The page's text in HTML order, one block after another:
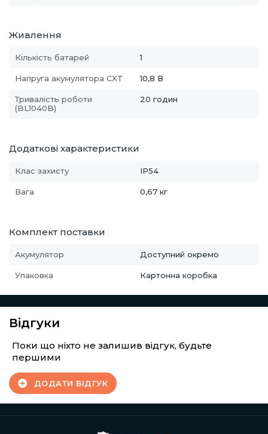
Живлення
Кількість батарей 1
Напруга акумулятора CXT 10,8 В
Тривалість роботи
(BL1040B)
20 годин
Додаткові характеристики
Клас захисту IP54
Вага 0,67 кг
Комплект поставки
Акумулятор Доступний окремо
Упаковка Картонна коробка
Відгуки
Поки що ніхто не залишив відгук, будьте
першими
ДОДАТИ ВІДГУК